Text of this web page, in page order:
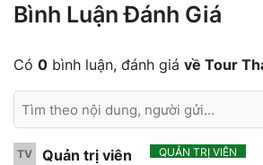
Bình Luận Đánh Giá
Có 0 bình luận, đánh giá về Tour
TV Quản trị viên QUẢN TRỊ VIÊN